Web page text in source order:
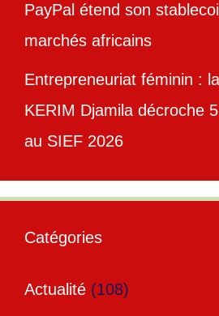
PayPal étend son
marchés africains
Entrepreneuriat féminin :
KERIM Djamila décroche
au SIEF 2026
Catégories
Actualité (108)